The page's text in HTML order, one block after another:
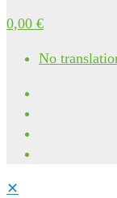
0,00 €
No
✕